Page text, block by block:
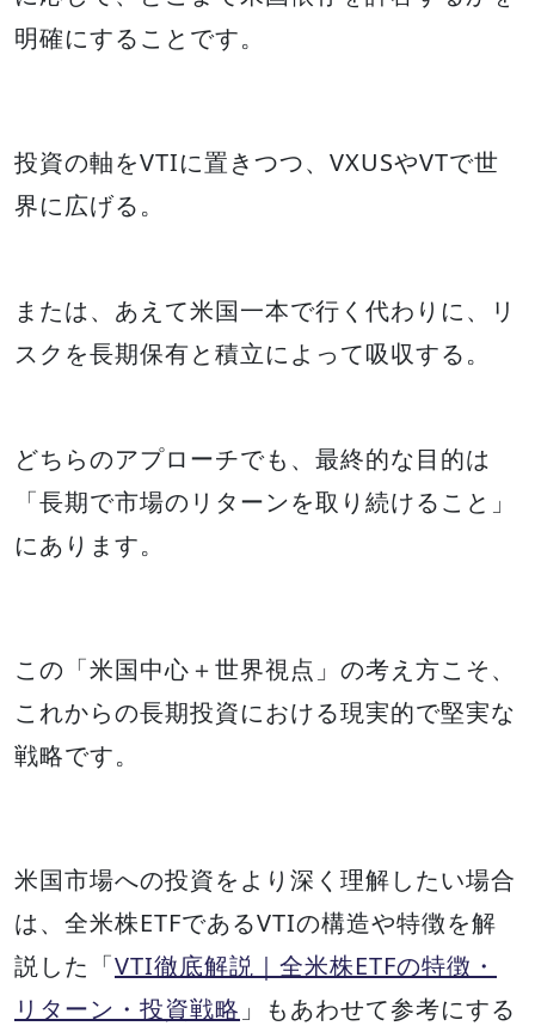
明確にすることです。
投資の軸をVTIに置きつつ、VXUSやVTで世
界に広げる。
または、あえて米国一本で行く代わりに、リ
スクを長期保有と積立によって吸収する。
どちらのアプローチでも、最終的な目的は
「長期で市場のリターンを取り続けること」
にあります。
この「米国中心＋世界視点」の考え方こそ、
これからの長期投資における現実的で堅実な
戦略です。
米国市場への投資をより深く理解したい場合
は、全米株ETFであるVTIの構造や特徴を解
説した「VTI徹底解説｜全米株ETFの特徴・
リターン・投資戦略 」もあわせて参考にする